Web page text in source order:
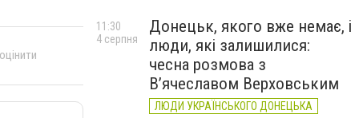
Донецьк, якого вже немає, і
люди, які залишилися:
чесна розмова з
В’ячеславом Верховським
ЛЮДИ УКРАЇНСЬКОГО ДОНЕЦЬКА
11:30
4 серпня